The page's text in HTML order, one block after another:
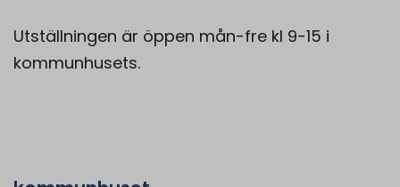
Utställningen är öppen mån-fre kl 9-15 i
kommunhusets.